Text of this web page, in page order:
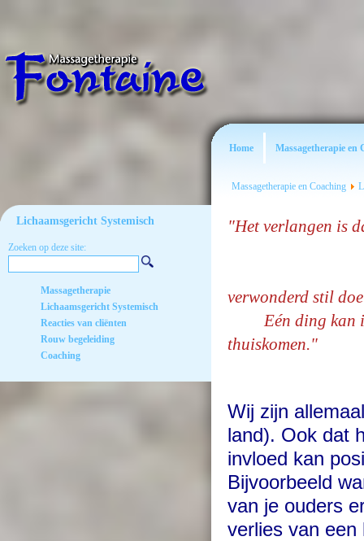
Home Massagetherapie en
Massagetherapie en Coaching
Lichaamsgericht Systemisch
Zoeken op deze site:
Massagetherapie
Lichaamsgericht Systemisch
Reacties van cliënten
Rouw begeleiding
Coaching
"Het
verwonderd stil
Eén ding kan ik
thuiskomen."
Wij zijn
land). Ook dat
invloed kan
Bijvoorbeeld
van je ouders
verlies van